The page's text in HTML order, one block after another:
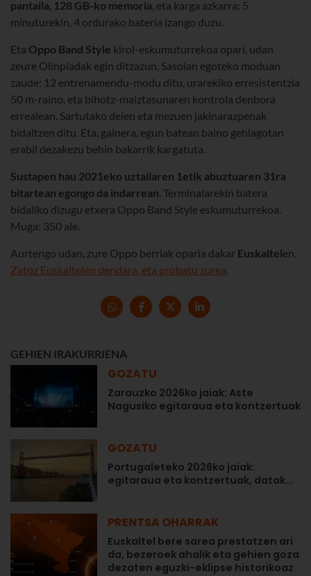
pantaila, 128 GB-ko memoria, eta karga azkarra: 5
minuturekin, 4 ordurako bateria izango duzu.
Eta Oppo Band Style kirol-eskumuturrekoa opari, udan
zeure Olinpiadak egin ditzazun. Sasoian egoteko moduan
zaude: 12 entrenamendu-modu ditu, urarekiko erresistentzia
50 m-raino, eta bihotz-maiztasunaren kontrola denbora
errealean. Sartutako deien eta mezuen jakinarazpenak
bidaltzen ditu. Eta, gainera, egun batean baino gehiagotan
erabil dezakezu behin bakarrik kargatuta.
Sustapen hau 2021eko uztailaren 1etik abuztuaren 31ra
bitartean egongo da indarrean. Terminalarekin batera
bidaliko dizugu etxera Oppo Band Style eskumuturrekoa.
Muga: 350 ale.
Aurtengo udan, zure Oppo berriak oparia dakar Euskaltelen.
Zatoz Euskaltelen dendara, eta probatu zurea.
GEHIEN IRAKURRIENA
GOZATU
Zarauzko 2026ko jaiak: Aste
Nagusiko egitaraua eta kontzertuak
GOZATU
Portugaleteko 2026ko jaiak:
egitaraua eta kontzertuak, datak...
PRENTSA OHARRAK
Euskaltel bere sarea prestatzen ari
da, bezeroek ahalik eta gehien goza
dezaten eguzki-eklipse historikoaz